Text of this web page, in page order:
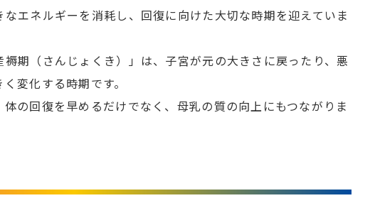
エネルギーを消耗し、回復に向けた大切な時期を迎えていま
期（さんじょくき）」は、子宮が元の大きさに戻ったり、悪
変化する時期です。
の回復を早めるだけでなく、母乳の質の向上にもつながりま